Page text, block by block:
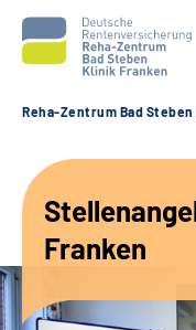
Unsere Angebote
Reha-Zentrum Bad Steben
Franken